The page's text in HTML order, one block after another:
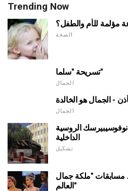
Trending Now
مؤلمة للأم والطفل؟
الصحة
تسريحة "سلما"
الجمال
- الجمال هو الخالدة
الجمال
الروسية
الداخلية
تشكيل
مسابقات "ملكة جمال
العالم"